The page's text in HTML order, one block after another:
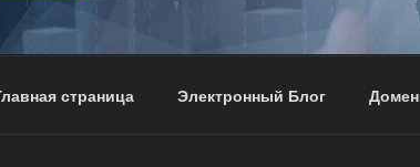
страница Электронный Блог